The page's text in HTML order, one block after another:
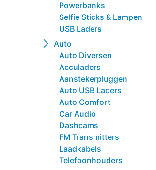
Powerbanks
Selfie Sticks & Lampen
USB Laders
Auto
Auto Diversen
Acculaders
Aanstekerpluggen
Auto USB Laders
Auto Comfort
Car Audio
Dashcams
FM Transmitters
Laadkabels
Telefoonhouders